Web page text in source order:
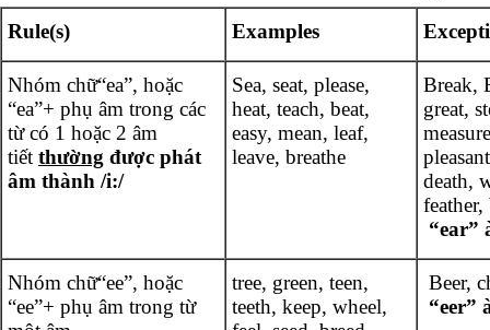
Rule(s) Examples
Nhóm chữ“ea”, hoặc
“ea”+ phụ âm trong các
từ có 1 hoặc 2 âm
tiết thường được phát
âm thành /i:/
Sea, seat, please,
heat, teach, beat,
easy, mean, leaf,
leave, breathe
Break,
great,
death,
feather,
“ear”
Nhóm chữ“ee”, hoặc
“ee”+ phụ âm trong từ
tree, green, teen,
teeth, keep, wheel,
Beer,
“eer”